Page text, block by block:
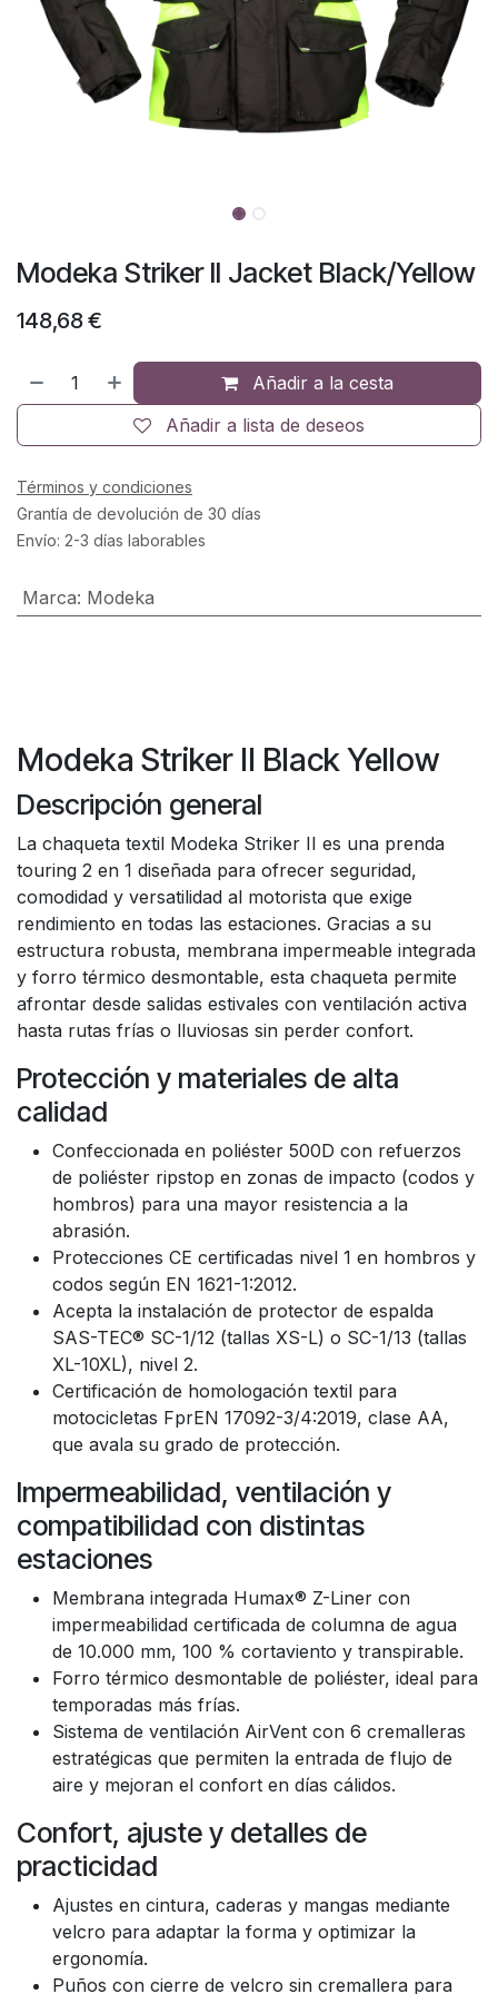
Modeka Striker II Jacket Black/Yellow
148,68€
Añadir a la cesta
Añadir a lista de deseos
Términos y condiciones
Grantía de devolución de 30 días
Envío: 2-3 días laborables
Marca: Modeka
Modeka Striker II Black Yellow
Descripción general
La chaqueta textil Modeka Striker II es una prenda
touring 2 en 1 diseñada para ofrecer seguridad,
comodidad y versatilidad al motorista que exige
rendimiento en todas las estaciones. Gracias a su
estructura robusta, membrana impermeable integrada
y forro térmico desmontable, esta chaqueta permite
afrontar desde salidas estivales con ventilación activa
hasta rutas frías o lluviosas sin perder confort.
Protección y materiales de alta
calidad
Confeccionada en poliéster 500D con refuerzos
de poliéster ripstop en zonas de impacto (codos y
hombros) para una mayor resistencia a la
abrasión.
Protecciones CE certificadas nivel 1 en hombros y
codos según EN 1621-1:2012.
Acepta la instalación de protector de espalda
SAS-TEC® SC-1/12 (tallas XS-L) o SC-1/13 (tallas
XL-10XL), nivel 2.
Certificación de homologación textil para
motocicletas FprEN 17092-3/4:2019, clase AA,
que avala su grado de protección.
Impermeabilidad, ventilación y
compatibilidad con distintas
estaciones
Membrana integrada Humax® Z-Liner con
impermeabilidad certificada de columna de agua
de 10.000 mm, 100 % cortaviento y transpirable.
Forro térmico desmontable de poliéster, ideal para
temporadas más frías.
Sistema de ventilación AirVent con 6 cremalleras
estratégicas que permiten la entrada de flujo de
aire y mejoran el confort en días cálidos.
Confort, ajuste y detalles de
practicidad
Ajustes en cintura, caderas y mangas mediante
velcro para adaptar la forma y optimizar la
ergonomía.
Puños con cierre de velcro sin cremallera para